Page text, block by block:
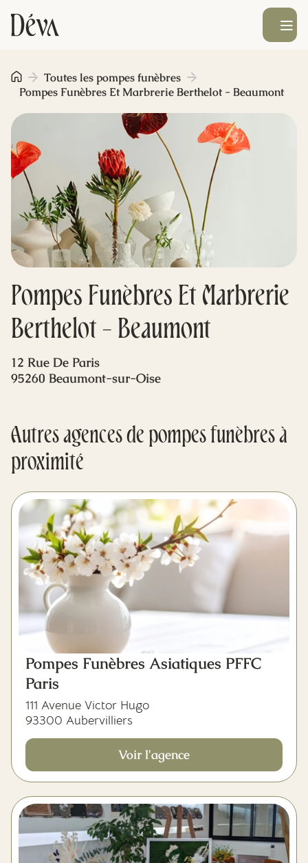
Obsèques
Prévoyance
Monument funéraire
Livraison de fleurs
Blog
Mes dernières volontés
Ouvrir le
Pompes Funèbres Et Marbrerie
Berthelot - Beaumont
Toutes les pompes funèbres
Pompes Funèbres Et Marbrerie Berthelot - Beaumont
12 Rue De Paris
95260 Beaumont-sur-Oise
Autres agences de pompes funèbres à
proximité
Pompes Funèbres Asiatiques PFFC
Paris
111 Avenue Victor Hugo
93300 Aubervilliers
Voir l'agence